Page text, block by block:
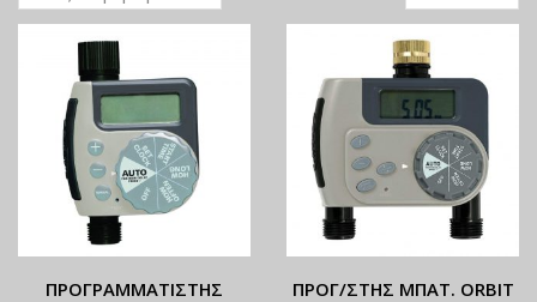
ΠΡΟΓΡΑΜΜΑΤΙΣΤΗΣ
ΠΡΟΓ/ΣΤΗΣ ΜΠΑΤ. ORBIT